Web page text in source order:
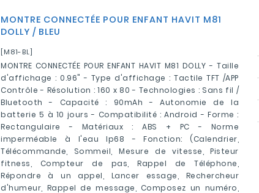
MONTRE CONNECTÉE POUR ENFANT HAVIT M81
DOLLY / BLEU
[M81-BL]
MONTRE CONNECTÉE POUR ENFANT HAVIT M81 DOLLY - Taille
d'affichage : 0.96" - Type d'affichage : Tactile TFT /APP
Contrôle - Résolution : 160 x 80 - Technologies : Sans fil /
Bluetooth - Capacité : 90mAh - Autonomie de la
batterie 5 à 10 jours - Compatibilité : Android - Forme :
Rectangulaire - Matériaux : ABS + PC - Norme
imperméable à l'eau Ip68 - Fonction: (Calendrier,
Télécommande, Sommeil, Mesure de vitesse, Pisteur
fitness, Compteur de pas, Rappel de Téléphone,
Répondre à un appel, Lancer essage, Rechercheur
d'humeur, Rappel de message, Composez un numéro,